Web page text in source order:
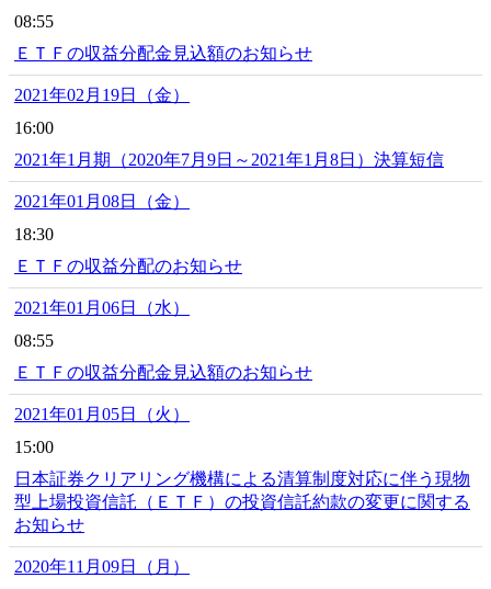
08:55
ＥＴＦの収益分配金見込額のお知らせ
2021年02月19日（金）
16:00
2021年1月期（2020年7月9日～2021年1月8日）決算短信
2021年01月08日（金）
18:30
ＥＴＦの収益分配のお知らせ
2021年01月06日（水）
08:55
ＥＴＦの収益分配金見込額のお知らせ
2021年01月05日（火）
15:00
日本証券クリアリング機構による清算制度対応に伴う現物
型上場投資信託（ＥＴＦ）の投資信託約款の変更に関する
お知らせ
2020年11月09日（月）